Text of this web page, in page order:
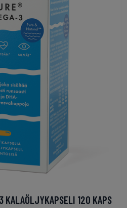
KALAÖLJYKAPSELI 120 KAPS